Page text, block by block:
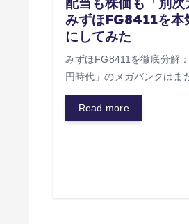
みずほFG8411を本
にしてみた
みずほFG8411を徹底分解
円時代」のメガバンクはま
Read more